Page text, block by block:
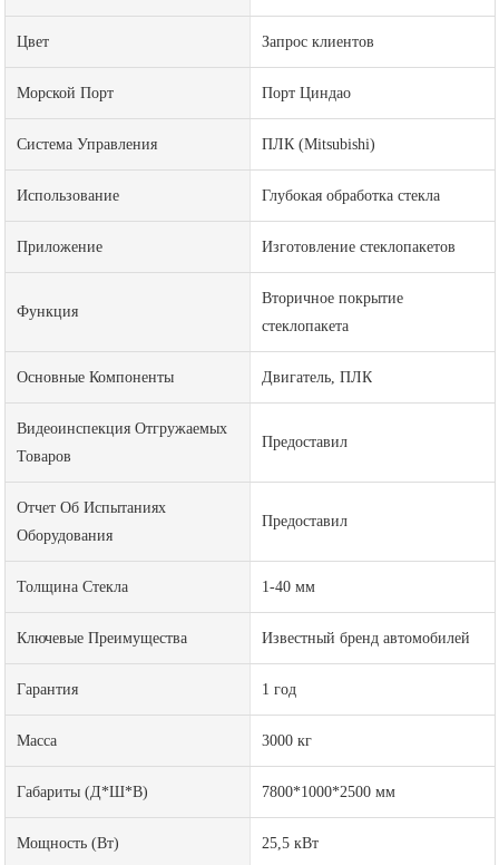
Цвет Запрос клиентов
Морской Порт Порт Циндао
Система Управления ПЛК (Mitsubishi)
Использование Глубокая обработка стекла
Приложение Изготовление стеклопакетов
Функция
Вторичное покрытие
стеклопакета
Основные Компоненты Двигатель, ПЛК
Видеоинспекция Отгружаемых
Товаров
Предоставил
Отчет Об Испытаниях
Оборудования
Предоставил
Толщина Стекла 1-40 мм
Ключевые Преимущества Известный бренд автомобилей
Гарантия 1 год
Масса 3000 кг
Габариты (Д*Ш*В) 7800*1000*2500 мм
Мощность (Вт) 25,5 кВт